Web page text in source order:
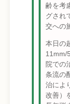
齢を考
グされ
交への
本日の
11mm/
院での
条流の
治によ
改善）